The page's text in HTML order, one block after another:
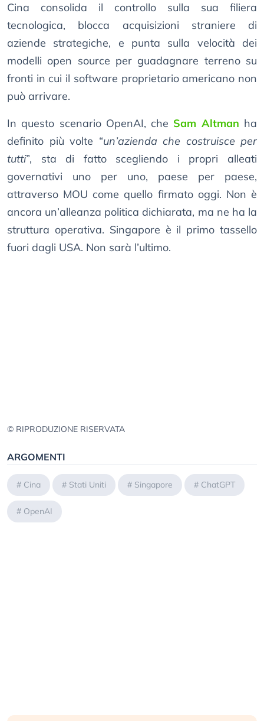
Cina consolida il controllo sulla sua filiera
tecnologica, blocca acquisizioni straniere di
aziende strategiche, e punta sulla velocità dei
modelli open source per guadagnare terreno su
fronti in cui il software proprietario americano non
può arrivare.
In questo scenario OpenAI, che Sam Altman ha
definito più volte “un’azienda che costruisce per
tutti”, sta di fatto scegliendo i propri alleati
governativi uno per uno, paese per paese,
attraverso MOU come quello firmato oggi. Non è
ancora un’alleanza politica dichiarata, ma ne ha la
struttura operativa. Singapore è il primo tassello
fuori dagli USA. Non sarà l’ultimo.
© RIPRODUZIONE RISERVATA
ARGOMENTI
# Cina # Stati Uniti # Singapore # ChatGPT
# OpenAI